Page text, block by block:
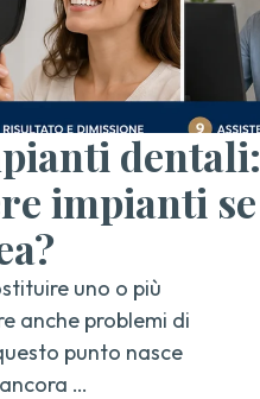
dentali:
impianti se
uno o più
anche problemi di
punto nasce
…